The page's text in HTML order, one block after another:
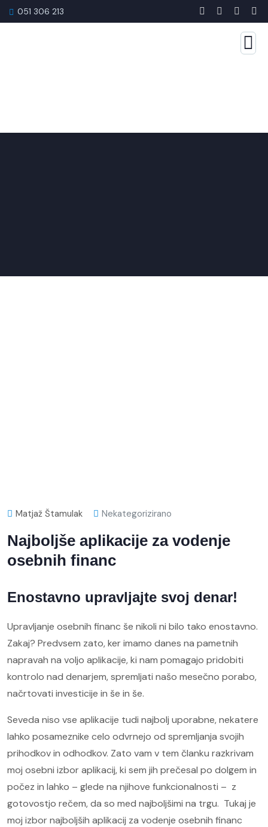
051 306 213
Matjaž Štamulak Nekategorizirano
Najboljše aplikacije za vodenje
osebnih financ
Enostavno upravljajte svoj denar!
Upravljanje osebnih financ še nikoli ni bilo tako enostavno.
Zakaj? Predvsem zato, ker imamo danes na pametnih
napravah na voljo aplikacije, ki nam pomagajo pridobiti
kontrolo nad denarjem, spremljati našo mesečno porabo,
načrtovati investicije in še in še.
Seveda niso vse aplikacije tudi najbolj uporabne, nekatere
lahko posameznike celo odvrnejo od spremljanja svojih
prihodkov in odhodkov. Zato vam v tem članku razkrivam
moj osebni izbor aplikacij, ki sem jih prečesal po dolgem in
počez in lahko – glede na njihove funkcionalnosti – z
gotovostjo rečem, da so med najboljšimi na trgu. Tukaj je
moj izbor najboljših aplikacij za vodenje osebnih financ